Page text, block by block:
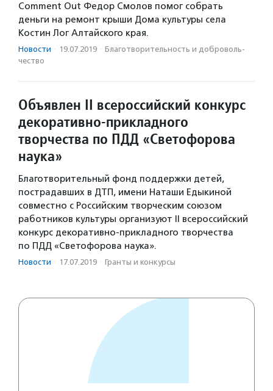
Comment Out Федор Смолов помог собрать
деньги на ремонт крыши Дома культуры села
Костин Лог Алтайского края.
Новости · 19.07.2019 · Благотвори­тель­ность и доброволь­
чест­во
Объявлен II всероссийский конкурс
декоративно-прикладного
творчества по ПДД «Светофорова
наука»
Благотворительный фонд поддержки детей,
пострадавших в ДТП, имени Наташи Едыкиной
совместно с Российским творческим союзом
работников культуры организуют II всероссийский
конкурс декоративно-прикладного творчества
по ПДД «Светофорова наука».
Новости · 17.07.2019 · Гранты и конкурсы